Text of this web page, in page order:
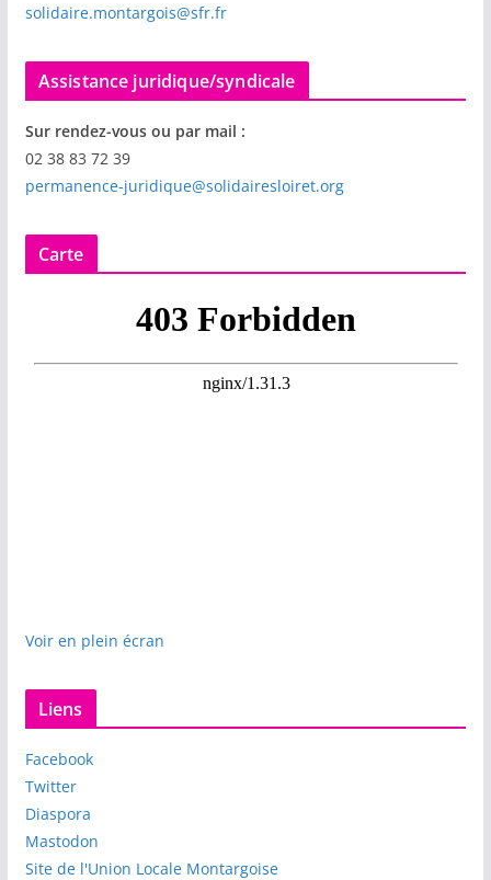
solidaire.montargois@sfr.fr
Assistance juridique/syndicale
Sur rendez-vous ou par mail :
02 38 83 72 39
permanence-juridique@solidairesloiret.org
Carte
Voir en plein écran
Liens
Facebook
Twitter
Diaspora
Mastodon
Site de l'Union Locale Montargoise